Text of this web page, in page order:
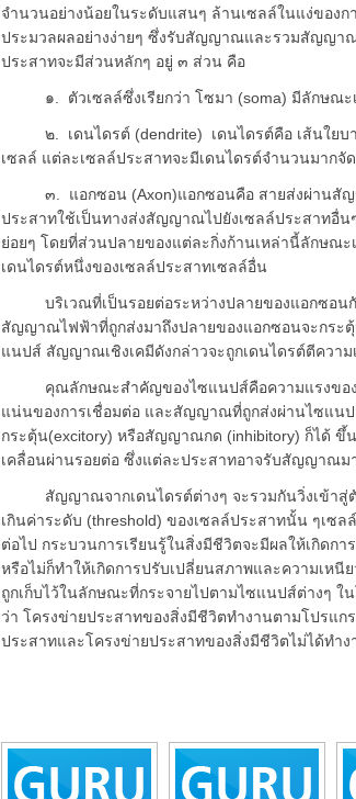
จำนวนอย่างน้อยในระดับแสนๆ ล้านเซลล์ในแง่ของ
ประมวลผลอย่างง่ายๆ ซึ่งรับสัญญาณและรวมสัญญา
ประสาทจะมีส่วนหลักๆ อยู่ ๓ ส่วน คือ
๑. ตัวเซลล์ซึ่งเรียกว่า โซมา (soma) มีลักษณะเ
๒. เดนไดรต์ (dendrite) เดนไดรต์คือ เส้นใยบ
เซลล์ แต่ละเซลล์ประสาทจะมีเดนไดรต์จำนวนมากจั
๓. แอกซอน (Axon)แอกซอนคือ สายส่งผ่านสัญ
ประสาทใช้เป็นทางส่งสัญญาณไปยังเซลล์ประสาทอื่
ย่อยๆ โดยที่ส่วนปลายของแต่ละกิ่งก้านเหล่านี้ลักษณ
เดนไดรต์หนึ่งของเซลล์ประสาทเซลล์อื่น
บริเวณที่เป็นรอยต่อระหว่างปลายของแอกซอนกับ
สัญญาณไฟฟ้าที่ถูกส่งมาถึงปลายของแอกซอนจะกระ
แนปส์ สัญญาณเชิงเคมีดังกล่าวจะถูกเดนไดรต์ตีควา
คุณลักษณะสำคัญของไซแนปส์คือความแรงของ
แน่นของการเชื่อมต่อ และสัญญาณที่ถูกส่งผ่านไซแน
กระตุ้น(excitory) หรือสัญญาณกด (inhibitory) ก็ได้
เคลื่อนผ่านรอยต่อ ซึ่งแต่ละประสาทอาจรับสัญญาณ
สัญญาณจากเดนไดรต์ต่างๆ จะรวมกันวิ่งเข้าสู่ตั
เกินค่าระดับ (threshold) ของเซลล์ประสาทนั้น ๆเ
ต่อไป กระบวนการเรียนรู้ในสิ่งมีชีวิตจะมีผลให้เกิดก
หรือไม่ก็ทำให้เกิดการปรับเปลี่ยนสภาพและความเห
ถูกเก็บไว้ในลักษณะที่กระจายไปตามไซแนปส์ต่างๆ ใ
ว่า โครงข่ายประสาทของสิ่งมีชีวิตทำงานตามโปรแ
ประสาทและโครงข่ายประสาทของสิ่งมีชีวิตไม่ได้ทำ